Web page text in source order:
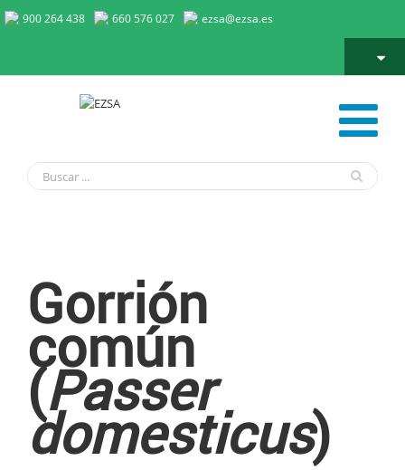
900 264 438 660 576 027 ezsa@ezsa.es
Gorrión
común
(Passer
domesticus)